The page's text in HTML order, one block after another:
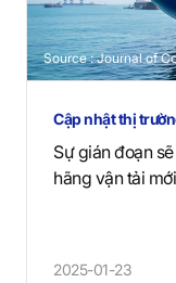
Source : Journal of
Cập nhật thị
Sự gián đoạn
hãng vận tải
2025-01-23